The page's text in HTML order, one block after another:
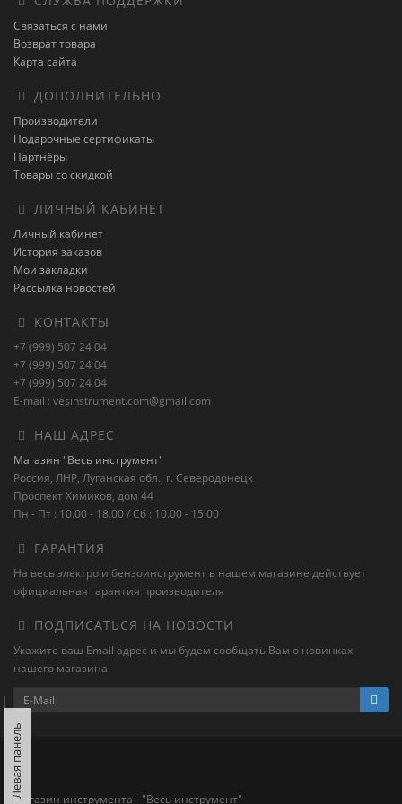
Связаться с нами
Возврат товара
Карта сайта
ДОПОЛНИТЕЛЬНО
Производители
Подарочные сертификаты
Партнёры
Товары со скидкой
ЛИЧНЫЙ КАБИНЕТ
Личный кабинет
История заказов
Мои закладки
Рассылка новостей
КОНТАКТЫ
+7 (999) 507 24 04
+7 (999) 507 24 04
+7 (999) 507 24 04
E-mail : vesinstrument.com@gmail.com
НАШ АДРЕС
Магазин "Весь инструмент"
Россия, ЛНР, Луганская обл., г. Северодонецк
Проспект Химиков, дом 44
Пн - Пт : 10.00 - 18.00 / Сб : 10.00 - 15.00
ГАРАНТИЯ
На весь электро и бензоинструмент в нашем магазине действует
официальная гарантия производителя
ПОДПИСАТЬСЯ НА НОВОСТИ
Укажите ваш Email адрес и мы будем сообщать Вам о новинках
нашего магазина
Магазин инструмента - "Весь инструмент"
Левая панель